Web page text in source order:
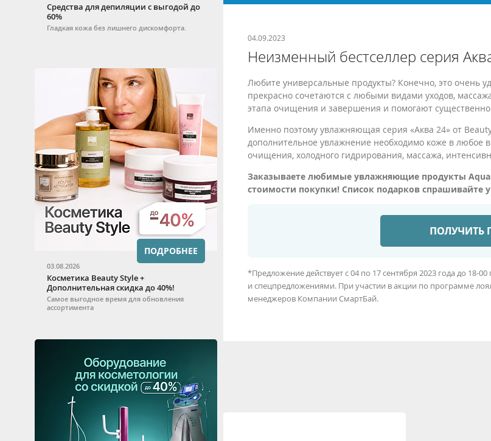
Средства для депиляции с выгодой до
60%
Гладкая кожа без лишнего дискомфорта.
03.08.2026
Косметика Beauty Style +
Дополнительная скидка до 40%!
Самое выгодное время для обновления
ассортимента
ПОДРОБНЕЕ
04.09.2023
Неизменный бестселлер серия
Любите универсальные продукты? Конечно, это очень
прекрасно сочетаются с любыми видами уходов,
этапа очищения и завершения и помогают существенно
Именно поэтому увлажняющая серия «Аква 24» от
дополнительное увлажнение необходимо коже в любое
очищения, холодного гидрирования, массажа,
Заказываете любимые увлажняющие продукты Aqua
стоимости покупки! Список подарков спрашивайте
*Предложение действует с 04 по 17 сентября 2023 года до
и спецпредложениями. При участии в акции по программе
менеджеров Компании СмартБай.